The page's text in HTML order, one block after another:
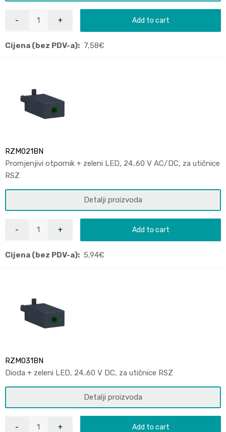
Add to cart
Cijena (bez PDV-a): 7,58€
RZM021BN
Promjenjivi otpornik + zeleni LED, 24..60 V AC/DC, za utičnice
RSZ
Detalji proizvoda
Add to cart
Cijena (bez PDV-a): 5,94€
RZM031BN
Dioda + zeleni LED, 24..60 V DC, za utičnice RSZ
Detalji proizvoda
Add to cart